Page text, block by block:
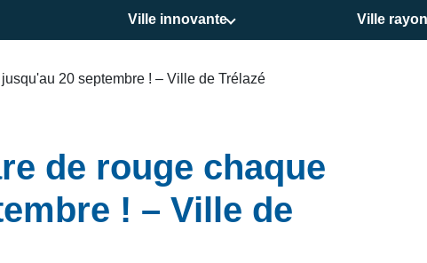
Ville innovante Ville
20 septembre ! – Ville de Trélazé
de rouge chaque
! – Ville de